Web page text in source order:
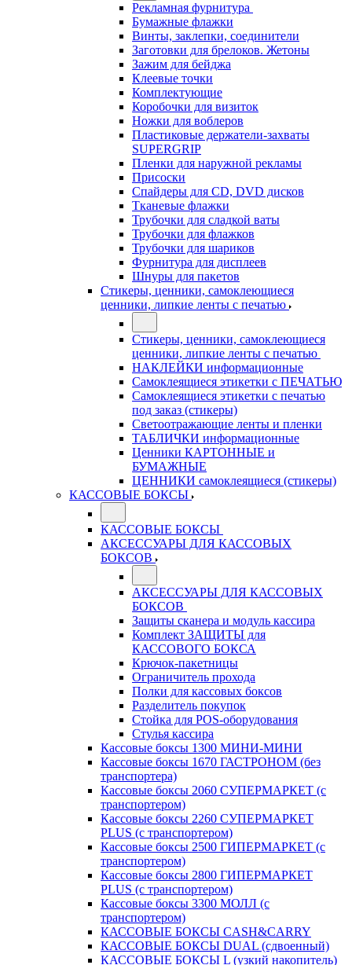
Рекламная фурнитура
Бумажные флажки
Винты, заклепки, соединители
Заготовки для брелоков. Жетоны
Зажим для бейджа
Клеевые точки
Комплектующие
Коробочки для визиток
Ножки для воблеров
Пластиковые держатели-захваты
SUPERGRIP
Пленки для наружной рекламы
Присоски
Спайдеры для CD, DVD дисков
Тканевые флажки
Трубочки для сладкой ваты
Трубочки для флажков
Трубочки для шариков
Фурнитура для дисплеев
Шнуры для пакетов
Стикеры, ценники, самоклеющиеся
ценники, липкие ленты с печатью
Стикеры, ценники, самоклеющиеся
ценники, липкие ленты с печатью
НАКЛЕЙКИ информационные
Самоклеящиеся этикетки с ПЕЧАТЬЮ
Самоклеящиеся этикетки с печатью
под заказ (стикеры)
Светоотражающие ленты и пленки
ТАБЛИЧКИ информационные
Ценники КАРТОННЫЕ и
БУМАЖНЫЕ
ЦЕННИКИ самоклеящиеся (стикеры)
КАССОВЫЕ БОКСЫ
КАССОВЫЕ БОКСЫ
АКСЕССУАРЫ ДЛЯ КАССОВЫХ
БОКСОВ
АКСЕССУАРЫ ДЛЯ КАССОВЫХ
БОКСОВ
Защиты сканера и модуль кассира
Комплект ЗАЩИТЫ для
КАССОВОГО БОКСА
Крючок-пакетницы
Ограничитель прохода
Полки для кассовых боксов
Разделитель покупок
Стойка для POS-оборудования
Стулья кассира
Кассовые боксы 1300 МИНИ-МИНИ
Кассовые боксы 1670 ГАСТРОНОМ (без
транспортера)
Кассовые боксы 2060 СУПЕРМАРКЕТ (с
транспортером)
Кассовые боксы 2260 СУПЕРМАРКЕТ
PLUS (с транспортером)
Кассовые боксы 2500 ГИПЕРМАРКЕТ (с
транспортером)
Кассовые боксы 2800 ГИПЕРМАРКЕТ
PLUS (с транспортером)
Кассовые боксы 3300 МОЛЛ (с
транспортером)
КАССОВЫЕ БОКСЫ CASH&CARRY
КАССОВЫЕ БОКСЫ DUAL (сдвоенный)
КАССОВЫЕ БОКСЫ L (узкий накопитель)